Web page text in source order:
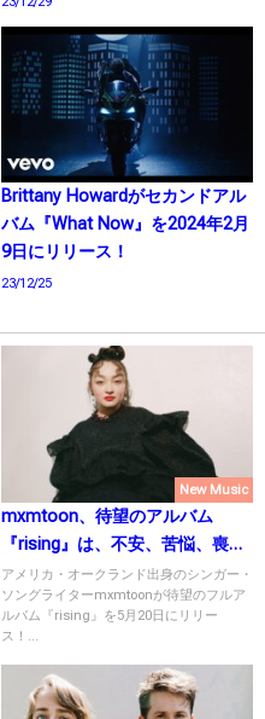
Brittany Howardがセカンドアル
バム『What Now』を2024年2月
9日にリリース！
23/12/25
New Music
mxmtoon、待望のアルバム
『rising』は、不安、苦悩、喪失
感ととことん向き合った作品
に！
アメリカ・オークランド出身のシンガー・
ソングライターmxmtoonが待望のフルア
ルバム『rising』を5月20日にリリー
ス！...